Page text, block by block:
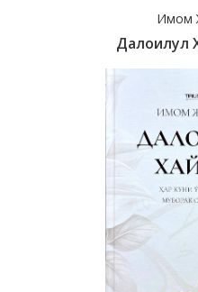
Имом
Далоилул